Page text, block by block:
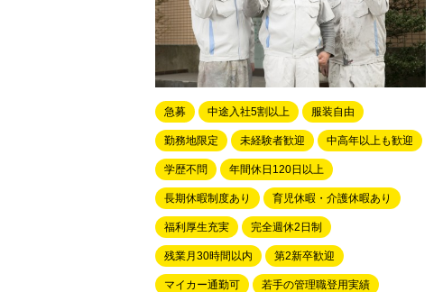
急募 中途入社5割以上 服装自由
勤務地限定 未経験者歓迎 中高年以上も歓迎
学歴不問 年間休日120日以上
長期休暇制度あり 育児休暇・介護休暇あり
福利厚生充実 完全週休2日制
残業月30時間以内 第2新卒歓迎
マイカー通勤可 若手の管理職登用実績